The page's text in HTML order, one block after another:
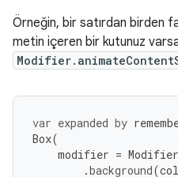
Örneğin, bir satırdan birden
metin içeren bir kutunuz
var expanded by
Box(
modifier = Modifier
.background(